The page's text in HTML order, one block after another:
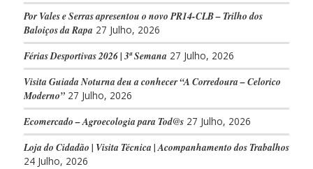
Por Vales e Serras apresentou o novo PR14-CLB – Trilho dos
Baloiços da Rapa 27 Julho, 2026
Férias Desportivas 2026 | 3ª Semana 27 Julho, 2026
Visita Guiada Noturna deu a conhecer “A Corredoura – Celorico
Moderno” 27 Julho, 2026
Ecomercado – Agroecologia para Tod@s 27 Julho, 2026
Loja do Cidadão | Visita Técnica | Acompanhamento dos Trabalhos
24 Julho, 2026